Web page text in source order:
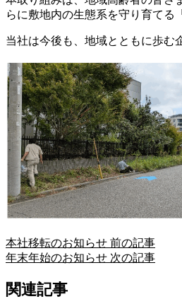
らに敷地内の生態系を守り育てる
当社は今後も、地域とともに歩む
本社移転のお知らせ 前の記事
年末年始のお知らせ 次の記事
関連記事